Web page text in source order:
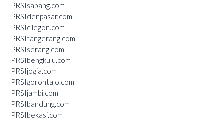
PRSIsabang.com
PRSIdenpasar.com
PRSIcilegon.com
PRSItangerang.com
PRSIserang.com
PRSIbengkulu.com
PRSIjogja.com
PRSIgorontalo.com
PRSIjambi.com
PRSIbandung.com
PRSIbekasi.com